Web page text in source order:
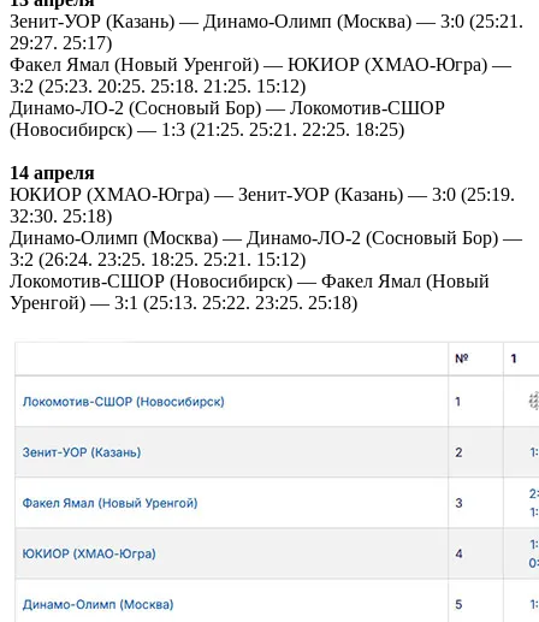
Зенит-УОР (Казань) — Динамо-Олимп (Москва) — 3:0 (25:21.
29:27. 25:17)
Факел Ямал (Новый Уренгой) — ЮКИОР (ХМАО-Югра) —
3:2 (25:23. 20:25. 25:18. 21:25. 15:12)
Динамо-ЛО-2 (Сосновый Бор) — Локомотив-СШОР
(Новосибирск) — 1:3 (21:25. 25:21. 22:25. 18:25)
14 апреля
ЮКИОР (ХМАО-Югра) — Зенит-УОР (Казань) — 3:0 (25:19.
32:30. 25:18)
Динамо-Олимп (Москва) — Динамо-ЛО-2 (Сосновый Бор) —
3:2 (26:24. 23:25. 18:25. 25:21. 15:12)
Локомотив-СШОР (Новосибирск) — Факел Ямал (Новый
Уренгой) — 3:1 (25:13. 25:22. 23:25. 25:18)